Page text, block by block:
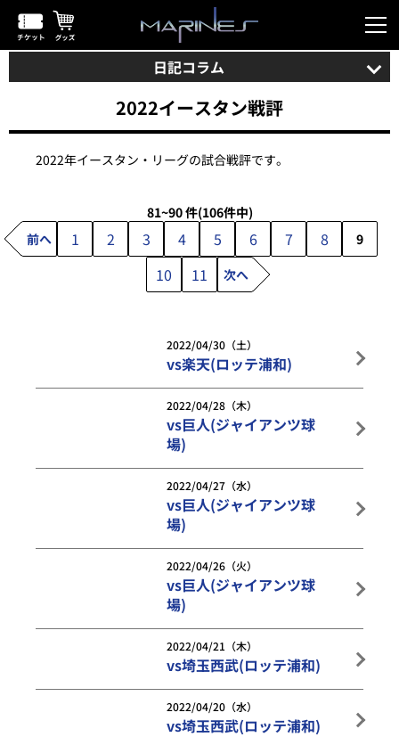
日記コラム
2022イースタン戦評
2022年イースタン・リーグの試合戦評です。
81~90 件(106件中)
前へ
1 2 3 4 5 6 7 8 9
10 11 次へ
2022/04/30（土）
vs楽天(ロッテ浦和)
2022/04/28（木）
vs巨人(ジャイアンツ球
場)
2022/04/27（水）
vs巨人(ジャイアンツ球
場)
2022/04/26（火）
vs巨人(ジャイアンツ球
場)
2022/04/21（木）
vs埼玉西武(ロッテ浦和)
2022/04/20（水）
vs埼玉西武(ロッテ浦和)